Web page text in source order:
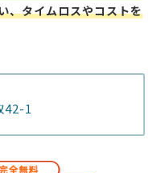
、タイムロスやコストを
42-1